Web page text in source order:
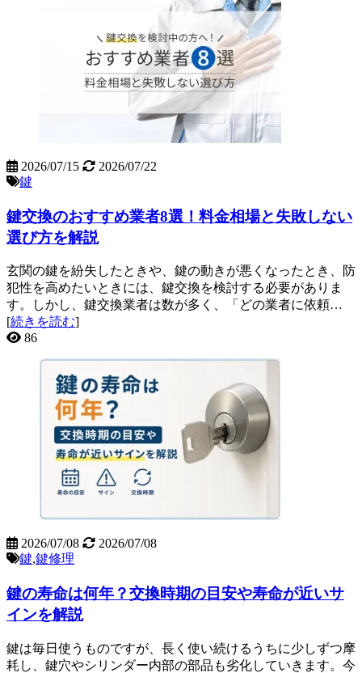
2026/07/15
2026/07/22
鍵
鍵交換のおすすめ業者8選！料金相場と失敗しない
選び方を解説
玄関の鍵を紛失したときや、鍵の動きが悪くなったとき、防
犯性を高めたいときには、鍵交換を検討する必要がありま
す。しかし、鍵交換業者は数が多く、「どの業者に依頼…
[続きを読む]
86
2026/07/08
2026/07/08
鍵,鍵修理
鍵の寿命は何年？交換時期の目安や寿命が近いサ
インを解説
鍵は毎日使うものですが、長く使い続けるうちに少しずつ摩
耗し、鍵穴やシリンダー内部の部品も劣化していきます。今